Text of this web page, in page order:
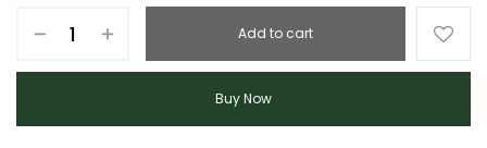
Add to cart
Buy Now